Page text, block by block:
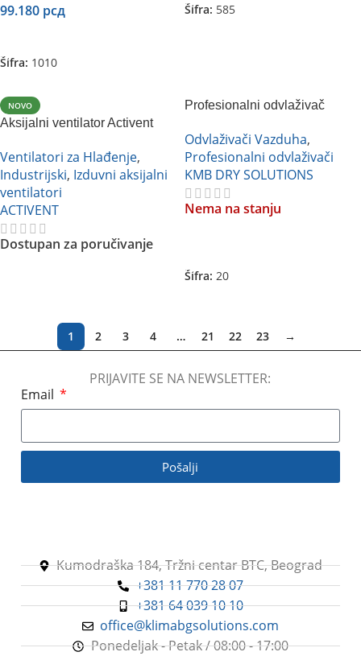
99.180 рсд
Šifra: 1010
Šifra: 585
NOVO
Aksijalni ventilator Activent
Ventilatori za Hlađenje,
Industrijski, Izduvni aksijalni
ventilatori
ACTIVENT
Dostupan za poručivanje
Profesionalni odvlaživač
Odvlaživači Vazduha,
Profesionalni odvlaživači
KMB DRY SOLUTIONS
Nema na stanju
Šifra: 20
1 2 3 4 … 21 22 23 →
PRIJAVITE SE NA NEWSLETTER:
Email
Pošalji
Kumodraška 184, Tržni centar BTC, Beograd
+381 11 770 28 07
+381 64 039 10 10
office@klimabgsolutions.com
Ponedeljak - Petak / 08:00 - 17:00